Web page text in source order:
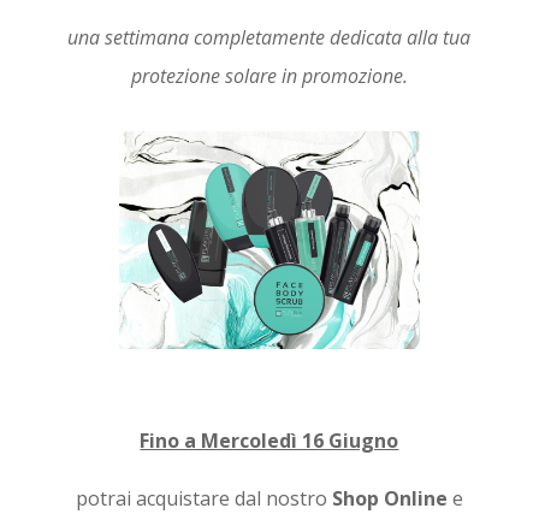
una settimana completamente dedicata alla tua
protezione solare in promozione.
Fino a Mercoledì 16 Giugno
potrai acquistare dal nostro Shop Online e